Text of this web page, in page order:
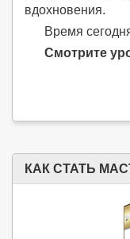
вдохновения.
Время
Смотрите
КАК СТАТЬ